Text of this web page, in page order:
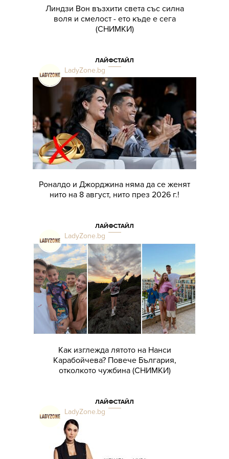
Линдзи Вон възхити света със силна
воля и смелост - ето къде е сега
(СНИМКИ)
ЛАЙФСТАЙЛ
LadyZone.bg
Роналдо и Джорджина няма да се женят
нито на 8 август, нито през 2026 г.!
ЛАЙФСТАЙЛ
LadyZone.bg
Как изглежда лятото на Нанси
Карабойчева? Повече България,
отколкото чужбина (СНИМКИ)
ЛАЙФСТАЙЛ
LadyZone.bg